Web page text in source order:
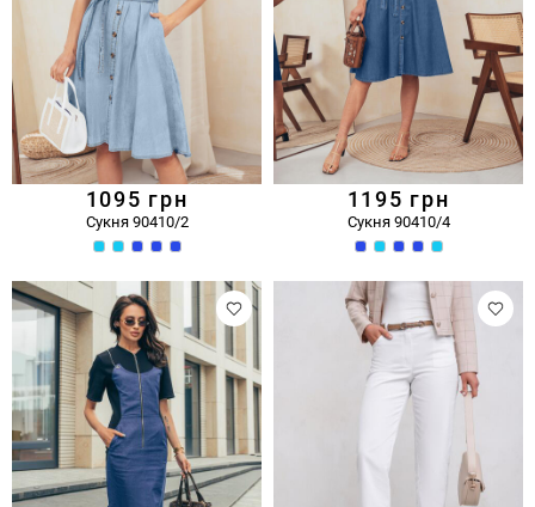
1095 грн
Сукня 90410/2
1195 грн
Сукня 90410/4